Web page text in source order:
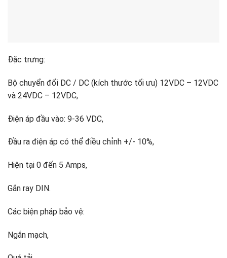
Đặc trưng:
Bộ chuyển đổi DC / DC (kích thước tối ưu) 12VDC – 12VDC
và 24VDC – 12VDC,
Điện áp đầu vào: 9-36 VDC,
Đầu ra điện áp có thể điều chỉnh +/- 10%,
Hiện tại 0 đến 5 Amps,
Gắn ray DIN.
Các biện pháp bảo vệ:
Ngắn mạch,